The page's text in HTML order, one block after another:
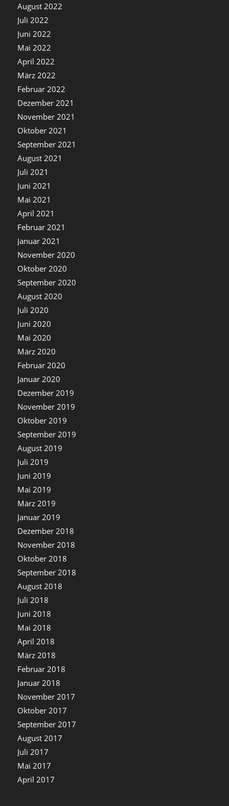
August 2022
Juli 2022
Juni 2022
Mai 2022
April 2022
März 2022
Februar 2022
Dezember 2021
November 2021
Oktober 2021
September 2021
August 2021
Juli 2021
Juni 2021
Mai 2021
April 2021
Februar 2021
Januar 2021
November 2020
Oktober 2020
September 2020
August 2020
Juli 2020
Juni 2020
Mai 2020
März 2020
Februar 2020
Januar 2020
Dezember 2019
November 2019
Oktober 2019
September 2019
August 2019
Juli 2019
Juni 2019
Mai 2019
März 2019
Januar 2019
Dezember 2018
November 2018
Oktober 2018
September 2018
August 2018
Juli 2018
Juni 2018
Mai 2018
April 2018
März 2018
Februar 2018
Januar 2018
November 2017
Oktober 2017
September 2017
August 2017
Juli 2017
Mai 2017
April 2017